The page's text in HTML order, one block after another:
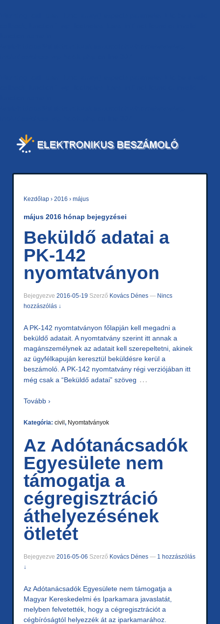
Kezdőlap › 2016 › május
május 2016 hónap bejegyzései
Beküldő adatai a
PK-142
nyomtatványon
Bejegyezve 2016-05-19 Szerző Kovács Dénes — Nincs
hozzászólás ↓
A PK-142 nyomtatványon főlapján kell megadni a
beküldő adatait. A nyomtatvány szerint itt annak a
magánszemélynek az adatait kell szerepeltetni, akinek
az ügyfélkapuján keresztül beküldésre kerül a
beszámoló. A PK-142 nyomtatvány régi verziójában itt
még csak a “Beküldő adatai” szöveg …
Tovább ›
Kategória: civil, Nyomtatványok
Az Adótanácsadók
Egyesülete nem
támogatja a
cégregisztráció
áthelyezésének
ötletét
Bejegyezve 2016-05-06 Szerző Kovács Dénes — 1 hozzászólás
↓
Az Adótanácsadók Egyesülete nem támogatja a
Magyar Kereskedelmi és Iparkamara javaslatát,
melyben felvetették, hogy a cégregisztrációt a
cégbíróságtól helyezzék át az iparkamarához.